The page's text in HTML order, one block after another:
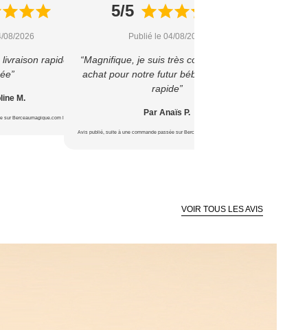
08/2026
rapide et
M.
Berceaumagique.com le 22/07/2026
5/5
Publié le 04/08/2026
“Magnifique, je suis très contente de cet
achat pour notre futur bébé ? Livraison
rapide”
Par Anaïs P.
Avis publié, suite à une commande passée sur Berceaumagique.com le 16/07/2026
VOIR TOUS LES AVIS